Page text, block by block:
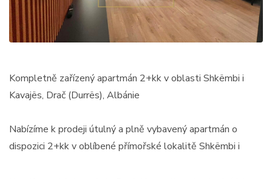
Kompletně zařízený apartmán 2+kk v oblasti Shkëmbi i
Kavajës, Drač (Durrës), Albánie
Nabízíme k prodeji útulný a plně vybavený apartmán o
dispozici 2+kk v oblíbené přímořské lokalitě Shkëmbi i